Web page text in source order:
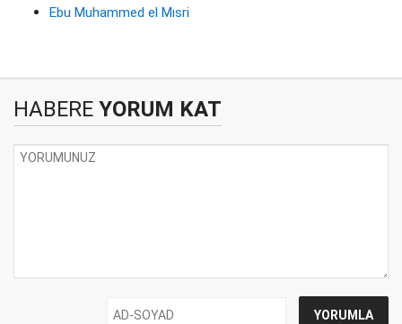
Ebu Muhammed el Mısri
HABERE YORUM KAT